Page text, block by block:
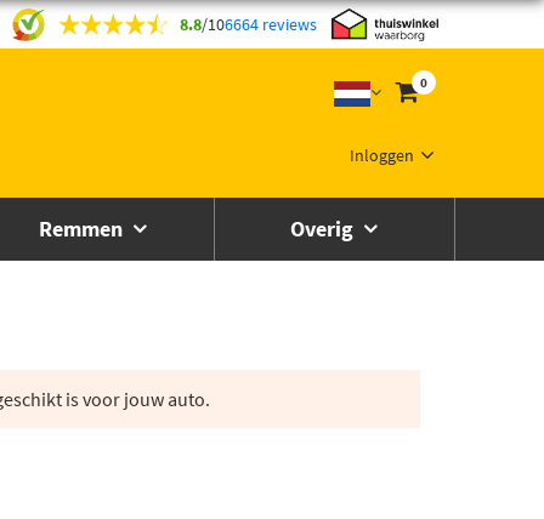
8.8/106664 reviews
0
Inloggen
Remmen Overig
is voor jouw auto.